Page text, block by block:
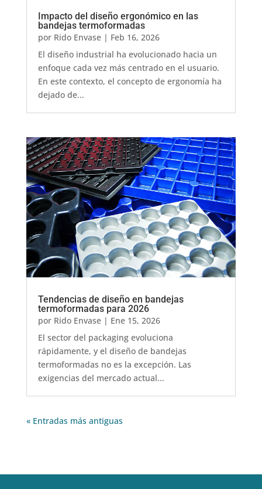
Impacto del diseño ergonómico en las
bandejas termoformadas
por Rido Envase| Feb 16, 2026
El diseño industrial ha evolucionado hacia un
enfoque cada vez más centrado en el usuario.
En este contexto, el concepto de ergonomía ha
dejado de...
Tendencias de diseño en bandejas
termoformadas para 2026
por Rido Envase| Ene 15, 2026
El sector del packaging evoluciona
rápidamente, y el diseño de bandejas
termoformadas no es la excepción. Las
exigencias del mercado actual...
« Entradas más antiguas